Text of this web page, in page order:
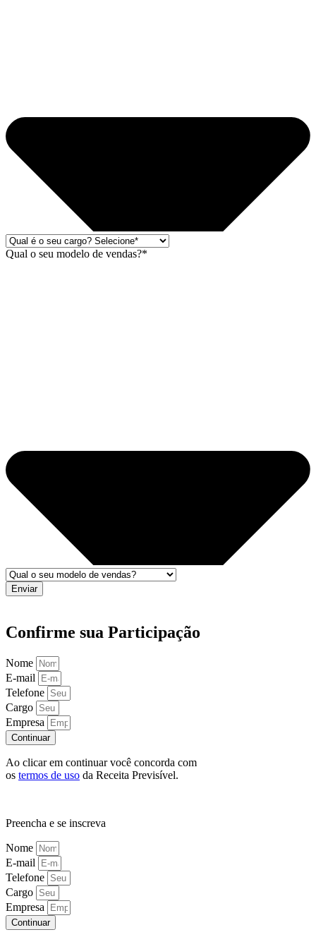
Qual o seu modelo de vendas?*
Enviar
Confirme sua Participação
Nome
E-mail
Telefone
Cargo
Empresa
Continuar
Ao clicar em continuar você concorda com
os termos de uso da Receita Previsível.
Preencha e se inscreva
Nome
E-mail
Telefone
Cargo
Empresa
Continuar